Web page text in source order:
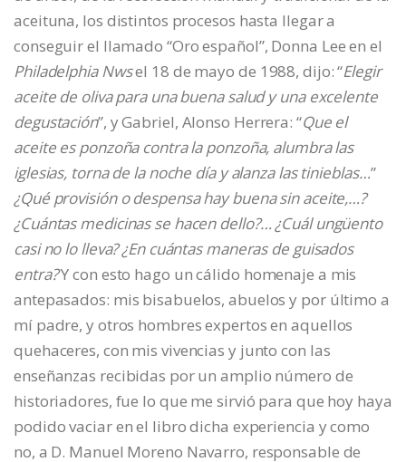
aceituna, los distintos procesos hasta llegar a
conseguir el llamado “Oro español”, Donna Lee en el
Philadelphia Nwsel 18 de mayo de 1988, dijo: “Elegir
aceite de oliva para una buena salud y una excelente
degustación”, y Gabriel, Alonso Herrera: “Que el
aceite es ponzoña contra la ponzoña, alumbra las
iglesias, torna de la noche día y alanza las tinieblas…”
¿Qué provisión o despensa hay buena sin aceite,…?
¿Cuántas medicinas se hacen dello?… ¿Cuál ungüento
casi no lo lleva? ¿En cuántas maneras de guisados
entra?Y con esto hago un cálido homenaje a mis
antepasados: mis bisabuelos, abuelos y por último a
mí padre, y otros hombres expertos en aquellos
quehaceres, con mis vivencias y junto con las
enseñanzas recibidas por un amplio número de
historiadores, fue lo que me sirvió para que hoy haya
podido vaciar en el libro dicha experiencia y como
no, a D. Manuel Moreno Navarro, responsable de